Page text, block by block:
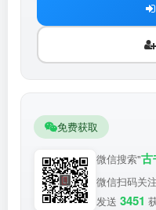
免费获取
微信搜索"古
微信扫码关
发送 3451